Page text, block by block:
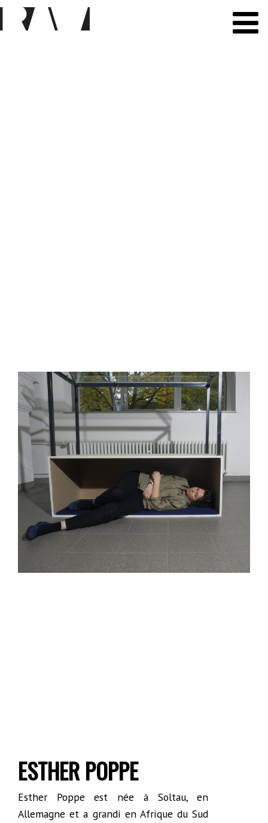
ESTHER POPPE
Esther Poppe est née à Soltau, en
Allemagne et a grandi en Afrique du Sud